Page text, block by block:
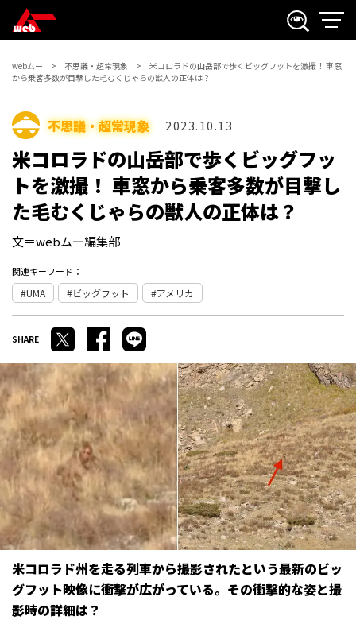
webムー 不思議・超常現象
米コロラドの山岳部で歩くビッグフットを激撮！ 車窓
から乗客多数が目撃した毛むくじゃらの獣人の正体は？
不思議・超常現象 2023.10.13
米コロラドの山岳部で歩くビッグフッ
トを激撮！ 車窓から乗客多数が目撃し
た毛むくじゃらの獣人の正体は？
文＝webムー編集部
関連キーワード：
UMA ビッグフット アメリカ
米コロラド州を走る列車から撮影されたという最新のビッ
グフット映像に衝撃が広がっている。その衝撃的な姿と撮
影時の詳細は？